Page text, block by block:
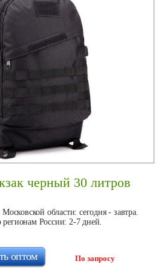
черный 30 литров
области: сегодня - завтра.
регионам России: 2-7 дней.
По запросу
оптом